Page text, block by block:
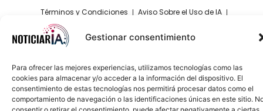
Gestionar consentimiento
Para ofrecer las mejores experiencias, utilizamos tecnologías como las
cookies para almacenar y/o acceder a la información del dispositivo. El
consentimiento de estas tecnologías nos permitirá procesar datos como el
comportamiento de navegación o las identificaciones únicas en este sitio.
Términos y Condiciones
Aviso Sobre el Uso de IA
Compromiso Ético con la IA